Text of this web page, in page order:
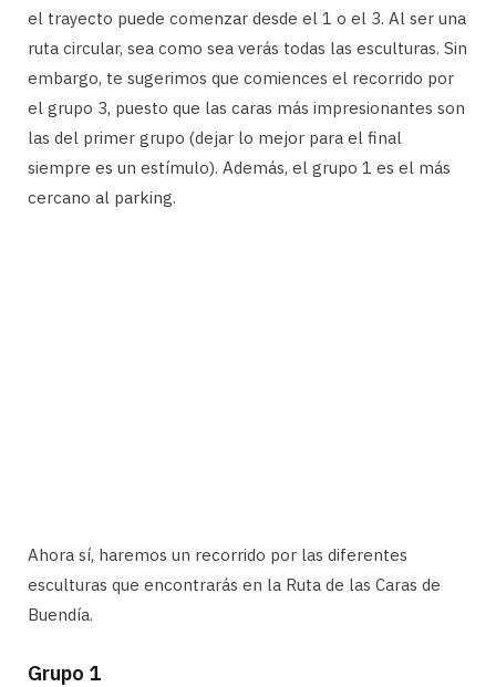
el trayecto puede comenzar desde el 1 o el 3. Al ser una
ruta circular, sea como sea verás todas las esculturas. Sin
embargo, te sugerimos que comiences el recorrido por
el grupo 3, puesto que las caras más impresionantes son
las del primer grupo (dejar lo mejor para el final
siempre es un estímulo). Además, el grupo 1 es el más
cercano al parking.
Ahora sí, haremos un recorrido por las diferentes
esculturas que encontrarás en la Ruta de las Caras de
Buendía.
Grupo 1